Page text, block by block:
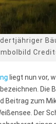
liegt nun vor,
Die
Beitrag zum
Der